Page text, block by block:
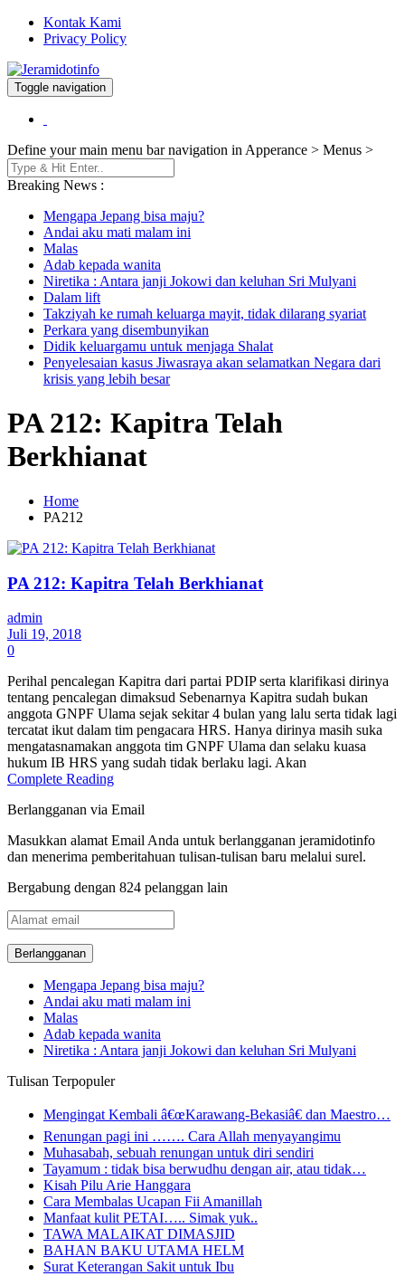
Kontak Kami
Privacy Policy
Jeramidotinfo
Berita dan Informasi Terkini
Toggle navigation
Define your main menu bar navigation in Apperance > Menus >
Breaking News :
Mengapa Jepang bisa maju?
Andai aku mati malam ini
Malas
Adab kepada wanita
Niretika : Antara janji Jokowi dan keluhan Sri Mulyani
Dalam lift
Takziyah ke rumah keluarga mayit, tidak dilarang syariat
Perkara yang disembunyikan
Didik keluargamu untuk menjaga Shalat
Penyelesaian kasus Jiwasraya akan selamatkan Negara dari
krisis yang lebih besar
PA 212: Kapitra Telah
Berkhianat
Home
PA212
PA 212: Kapitra Telah Berkhianat
admin
Juli 19, 2018
0
Perihal pencalegan Kapitra dari partai PDIP serta klarifikasi dirinya
tentang pencalegan dimaksud Sebenarnya Kapitra sudah bukan
anggota GNPF Ulama sejak sekitar 4 bulan yang lalu serta tidak lagi
tercatat ikut dalam tim pengacara HRS. Hanya dirinya masih suka
mengatasnamakan anggota tim GNPF Ulama dan selaku kuasa
hukum IB HRS yang sudah tidak berlaku lagi. Akan
Complete Reading
Berlangganan via Email
Masukkan alamat Email Anda untuk berlangganan jeramidotinfo
dan menerima pemberitahuan tulisan-tulisan baru melalui surel.
Bergabung dengan 824 pelanggan lain
Alamat
email
Mengapa Jepang bisa maju?
Andai aku mati malam ini
Malas
Adab kepada wanita
Niretika : Antara janji Jokowi dan keluhan Sri Mulyani
Tulisan Terpopuler
Mengingat Kembali â€œKarawang-Bekasiâ€ dan Maestro…
Renungan pagi ini ……. Cara Allah menyayangimu
Muhasabah, sebuah renungan untuk diri sendiri
Tayamum : tidak bisa berwudhu dengan air, atau tidak…
Kisah Pilu Arie Hanggara
Cara Membalas Ucapan Fii Amanillah
Manfaat kulit PETAI….. Simak yuk..
TAWA MALAIKAT DIMASJID
BAHAN BAKU UTAMA HELM
Surat Keterangan Sakit untuk Ibu